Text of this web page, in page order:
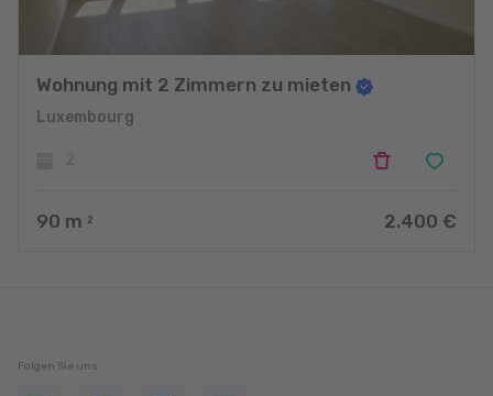
Wohnung mit 2 Zimmern zu mieten
Luxembourg
90 m 2 2.400 €
Folgen Sie uns